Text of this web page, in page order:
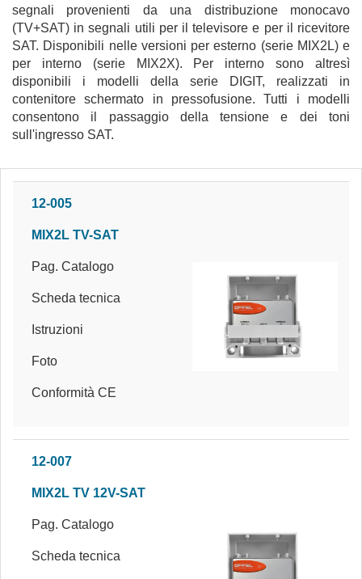
segnali provenienti da una distribuzione monocavo
(TV+SAT) in segnali utili per il televisore e per il ricevitore
SAT. Disponibili nelle versioni per esterno (serie MIX2L) e
per interno (serie MIX2X). Per interno sono altresì
disponibili i modelli della serie DIGIT, realizzati in
contenitore schermato in pressofusione. Tutti i modelli
consentono il passaggio della tensione e dei toni
sull'ingresso SAT.
12-005
MIX2L TV-SAT
Pag. Catalogo
Scheda tecnica
Istruzioni
Foto
Conformità CE
12-007
MIX2L TV 12V-SAT
Pag. Catalogo
Scheda tecnica